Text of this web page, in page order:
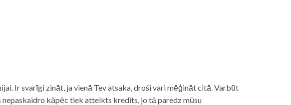
Ir svarīgi zināt, ja vienā Tev atsaka, droši vari mēģināt citā. Varbūt
nepaskaidro kāpēc tiek atteikts kredīts, jo tā paredz mūsu